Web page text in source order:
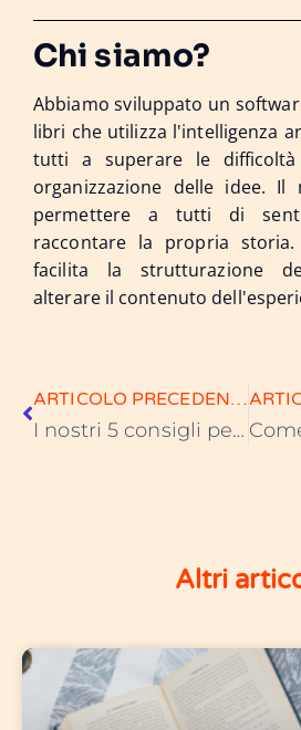
Chi siamo?
Abbiamo sviluppato un
libri che utilizza l'intelligenza
tutti a superare le
organizzazione delle idee.
permettere a tutti di
raccontare la propria
facilita la strutturazione
alterare il contenuto
ARTICOLO PRECEDENTE
I nostri 5 consigli per scrivere il tuo libro - romanzo
Altri